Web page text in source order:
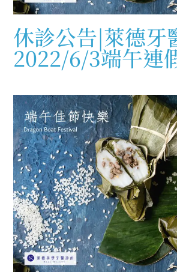
休診公告|萊德牙
2022/6/3端午連